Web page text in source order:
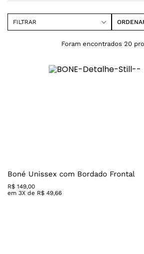
FILTRAR
20
Boné Unissex com Bordado Frontal
R$ 149,00
em 3X de R$ 49,66